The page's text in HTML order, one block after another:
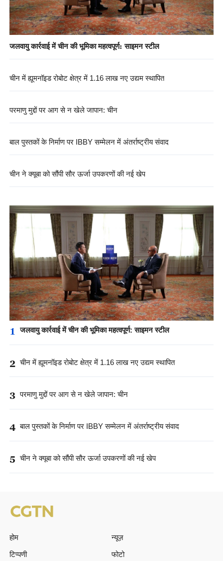
जलवायु कार्रवाई में चीन की भूमिका महत्वपूर्ण: साइमन स्टील
चीन में ह्यूमनॉइड रोबोट क्षेत्र में 1.16 लाख नए उद्यम स्थापित
परमाणु मुद्दों पर आग से न खेले जापान: चीन
बाल पुस्तकों के निर्माण पर IBBY सम्मेलन में अंतर्राष्ट्रीय संवाद
चीन ने क्यूबा को सौंपी सौर ऊर्जा उपकरणों की नई खेप
1 जलवायु कार्रवाई में चीन की भूमिका महत्वपूर्ण: साइमन स्टील
2 चीन में ह्यूमनॉइड रोबोट क्षेत्र में 1.16 लाख नए उद्यम स्थापित
3 परमाणु मुद्दों पर आग से न खेले जापान: चीन
4 बाल पुस्तकों के निर्माण पर IBBY सम्मेलन में अंतर्राष्ट्रीय संवाद
5 चीन ने क्यूबा को सौंपी सौर ऊर्जा उपकरणों की नई खेप
होम
न्यूज़
टिप्पणी
फोटो